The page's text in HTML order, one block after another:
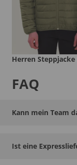
Herren Steppjacke
FAQ
Kann mein Team
Ist eine